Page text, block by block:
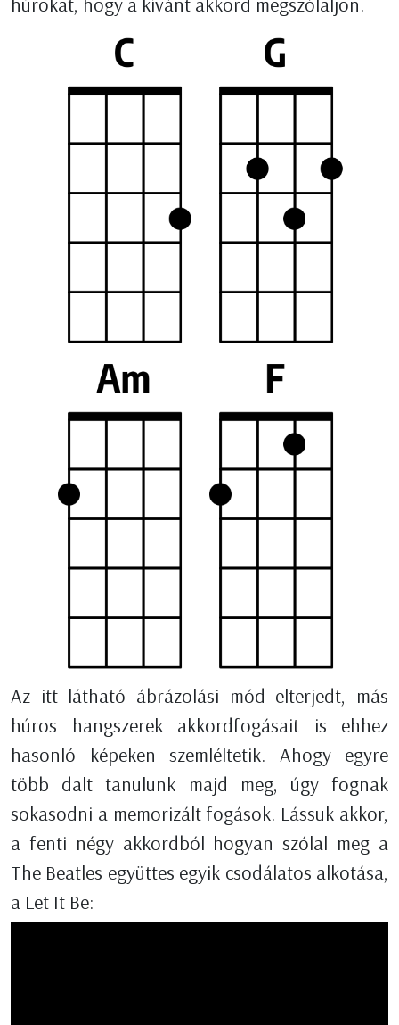
Az itt látható ábrázolási mód elterjedt, más
húros hangszerek akkordfogásait is ehhez
hasonló képeken szemléltetik. Ahogy egyre
több dalt tanulunk majd meg, úgy fognak
sokasodni a memorizált fogások. Lássuk akkor,
a fenti négy akkordból hogyan szólal meg a
The Beatles együttes egyik csodálatos alkotása,
a Let It Be: